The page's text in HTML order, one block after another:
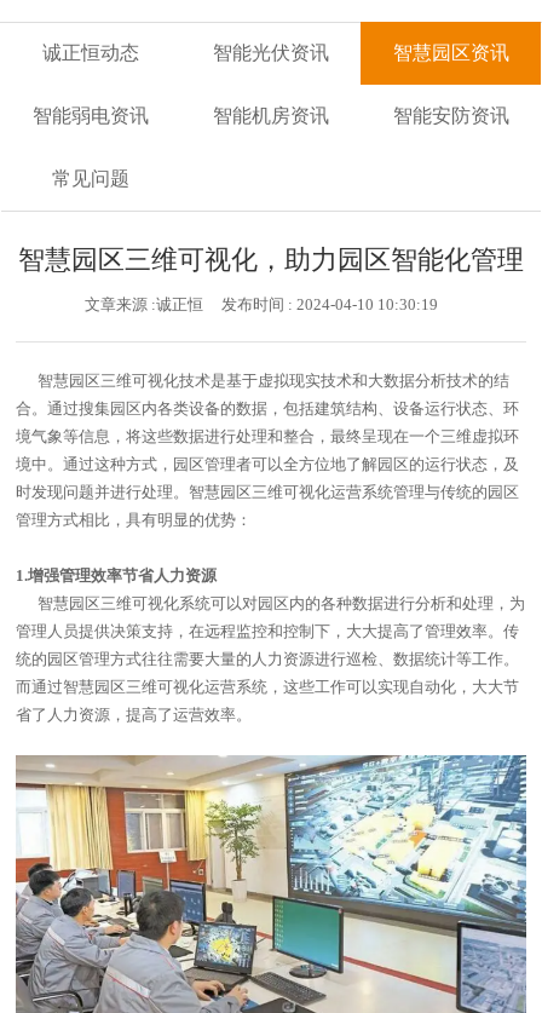
诚正恒动态 智能光伏资讯 智慧园区资讯
智能弱电资讯 智能机房资讯 智能安防资讯
常见问题
智慧园区三维可视化，助力园区智能化管理
文章来源 :诚正恒 发布时间 : 2024-04-10 10:30:19
智慧园区三维可视化技术是基于虚拟现实技术和大数据分析技术的结
合。通过搜集园区内各类设备的数据，包括建筑结构、设备运行状态、环
境气象等信息，将这些数据进行处理和整合，最终呈现在一个三维虚拟环
境中。通过这种方式，园区管理者可以全方位地了解园区的运行状态，及
时发现问题并进行处理。 智慧园区三维可视化运营系统管理与传统的园区
管理方式相比，具有明显的优势：
1.增强管理效率节省人力资源
智慧园区三维可视化系统可以对园区内的各种数据进行分析和处理，为
管理人员提供决策支持，在远程监控和控制下，大大提高了管理效率。传
统的园区管理方式往往需要大量的人力资源进行巡检、数据统计等工作。
而通过智慧园区三维可视化运营系统，这些工作可以实现自动化，大大节
省了人力资源，提高了运营效率。